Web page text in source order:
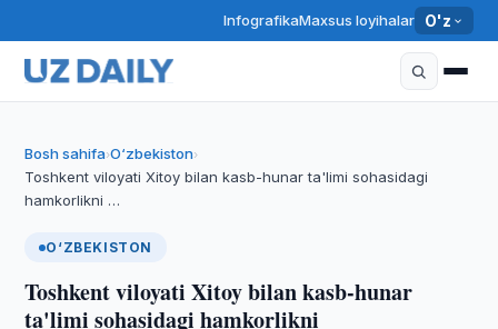
InfografikaMaxsus loyihalar O'z
Bosh sahifa›O‘zbekiston›
Toshkent viloyati Xitoy bilan kasb-hunar ta'limi sohasidagi
hamkorlikni …
O‘ZBEKISTON
Toshkent viloyati Xitoy bilan kasb-hunar
ta'limi sohasidagi hamkorlikni